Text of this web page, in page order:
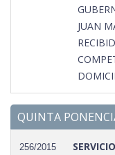
JUAN
QUINTA
256/2015